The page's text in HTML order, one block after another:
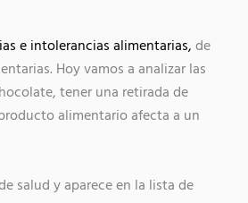
e intolerancias alimentarias, de
Hoy vamos a analizar las
tener una retirada de
alimentario afecta a un
salud y aparece en la lista de